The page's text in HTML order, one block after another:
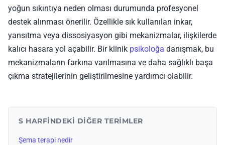
yoğun sıkıntıya neden olması durumunda profesyonel
destek alınması önerilir. Özellikle sık kullanılan inkar,
yansıtma veya dissosiyasyon gibi mekanizmalar, ilişkilerde
kalıcı hasara yol açabilir. Bir klinik psikoloğa danışmak, bu
mekanizmaların farkına varılmasına ve daha sağlıklı başa
çıkma stratejilerinin geliştirilmesine yardımcı olabilir.
S HARFINDEKI DIĞER TERIMLER
Şema terapi nedir